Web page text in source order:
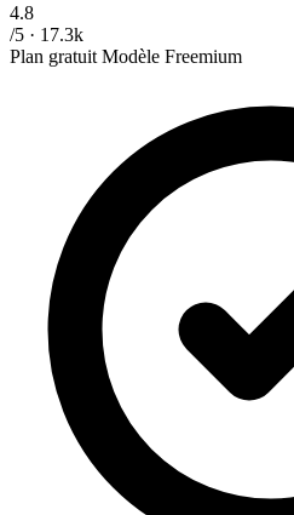
4.8
/5 · 17.3k
Plan gratuit Modèle Freemium